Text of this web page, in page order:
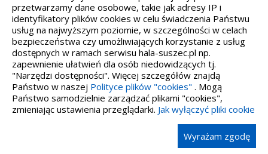
przetwarzamy dane osobowe, takie jak adresy IP i
identyfikatory plików cookies w celu świadczenia Państwu
usług na najwyższym poziomie, w szczególności w celach
bezpieczeństwa czy umożliwiających korzystanie z usług
dostępnych w ramach serwisu hala-suszec.pl np.
zapewnienie ułatwień dla osób niedowidzących tj.
"Narzędzi dostępności". Więcej szczegółów znajdą
Państwo w naszej Polityce plików "cookies" . Mogą
Państwo samodzielnie zarządzać plikami "cookies",
zmieniając ustawienia przeglądarki. Jak wyłączyć pliki cookie
Wyrażam zgodę